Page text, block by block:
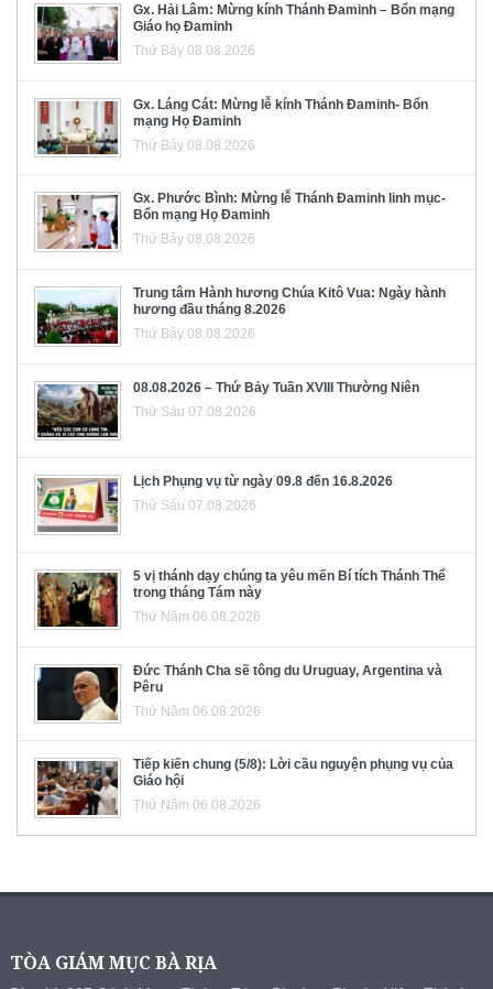
Gx. Hải Lâm: Mừng kính Thánh Đaminh – Bổn mạng
Giáo họ Đaminh
Thứ Bảy 08.08.2026
Gx. Láng Cát: Mừng lễ kính Thánh Đaminh- Bổn
mạng Họ Đaminh
Thứ Bảy 08.08.2026
Gx. Phước Bình: Mừng lễ Thánh Đaminh linh mục-
Bổn mạng Họ Đaminh
Thứ Bảy 08.08.2026
Trung tâm Hành hương Chúa Kitô Vua: Ngày hành
hương đầu tháng 8.2026
Thứ Bảy 08.08.2026
08.08.2026 – Thứ Bảy Tuần XVIII Thường Niên
Thứ Sáu 07.08.2026
Lịch Phụng vụ từ ngày 09.8 đến 16.8.2026
Thứ Sáu 07.08.2026
5 vị thánh dạy chúng ta yêu mến Bí tích Thánh Thể
trong tháng Tám này
Thứ Năm 06.08.2026
Đức Thánh Cha sẽ tông du Uruguay, Argentina và
Pêru
Thứ Năm 06.08.2026
Tiếp kiến chung (5/8): Lời cầu nguyện phụng vụ của
Giáo hội
Thứ Năm 06.08.2026
TÒA GIÁM MỤC BÀ RỊA